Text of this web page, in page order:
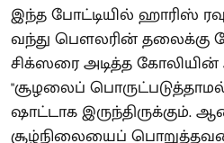
இந்த போட்டியில் ஹாரிஸ்
வந்து பௌலரின் தலைக்கு
சிக்ஸரை அடித்த கோலியின்
"சூழலைப்
ஷாட்டாக இருந்திருக்கும்.
சூழ்நிலையைப்